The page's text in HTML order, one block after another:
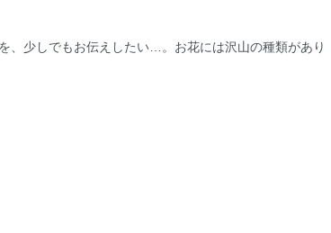
お花には沢山の種類があり